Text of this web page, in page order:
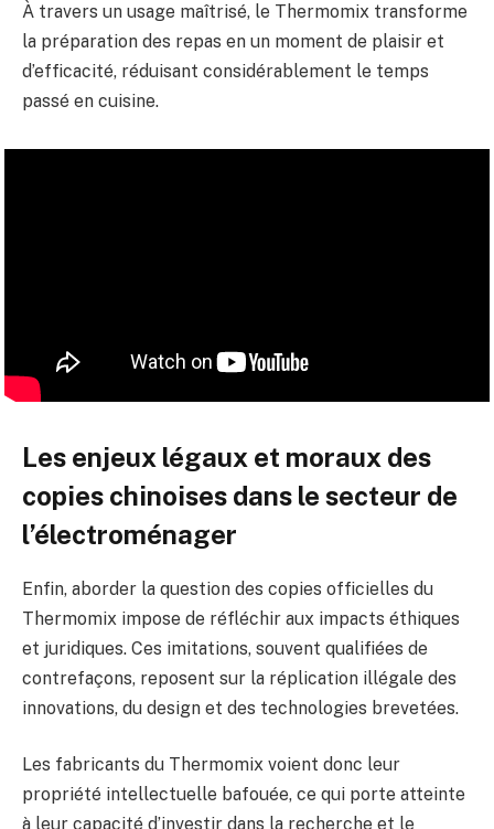
À travers un usage maîtrisé, le Thermomix transforme
la préparation des repas en un moment de plaisir et
d’efficacité, réduisant considérablement le temps
passé en cuisine.
Les enjeux légaux et moraux des
copies chinoises dans le secteur de
l’électroménager
Enfin, aborder la question des copies officielles du
Thermomix impose de réfléchir aux impacts éthiques
et juridiques. Ces imitations, souvent qualifiées de
contrefaçons, reposent sur la réplication illégale des
innovations, du design et des technologies brevetées.
Les fabricants du Thermomix voient donc leur
propriété intellectuelle bafouée, ce qui porte atteinte
à leur capacité d’investir dans la recherche et le